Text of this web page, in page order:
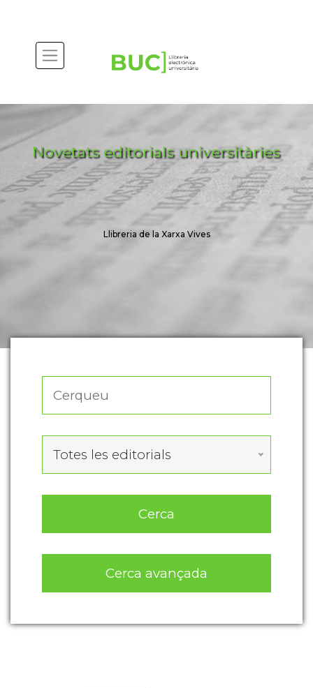
Novetats editorials universitàries
Llibreria de la Xarxa Vives
Totes les editorials
Cerca
Cerca avançada